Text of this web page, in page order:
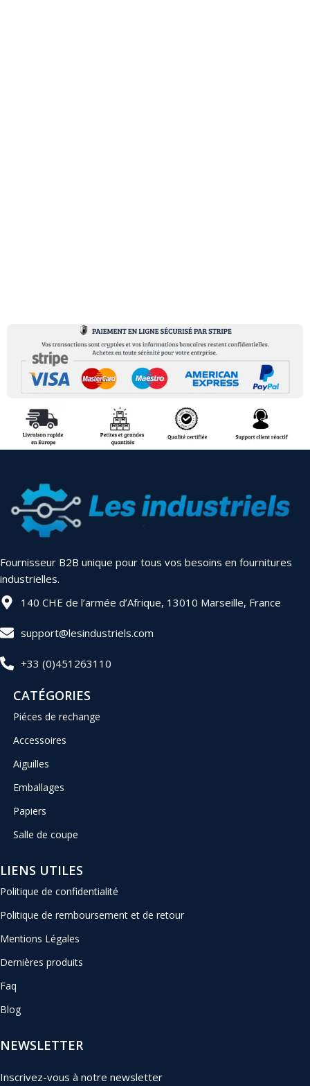
Fournisseur B2B unique pour tous vos besoins en fournitures
industrielles.
140 CHE de l’armée d’Afrique, 13010 Marseille, France
support@lesindustriels.com
+33 (0)451263110
CATÉGORIES
Piéces de rechange
Accessoires
Aiguilles
Emballages
Papiers
Salle de coupe
LIENS UTILES
Politique de confidentialité
Politique de remboursement et de retour
Mentions Légales
Dernières produits
Faq
Blog
NEWSLETTER
Inscrivez-vous à notre newsletter